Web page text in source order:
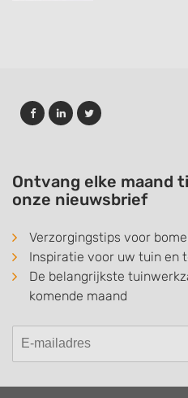
Ontvang elke maand
onze nieuwsbrief
Verzorgingstips voor
Inspiratie voor uw tuin en
De belangrijkste
komende maand